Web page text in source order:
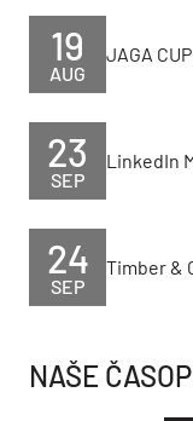
AUG
19 JAGA
SEP
23 LinkedIn
SEP
24 Timber &
NAŠE